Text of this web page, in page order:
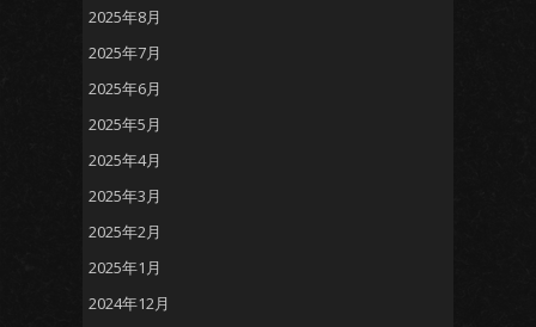
2025年8月
2025年7月
2025年6月
2025年5月
2025年4月
2025年3月
2025年2月
2025年1月
2024年12月